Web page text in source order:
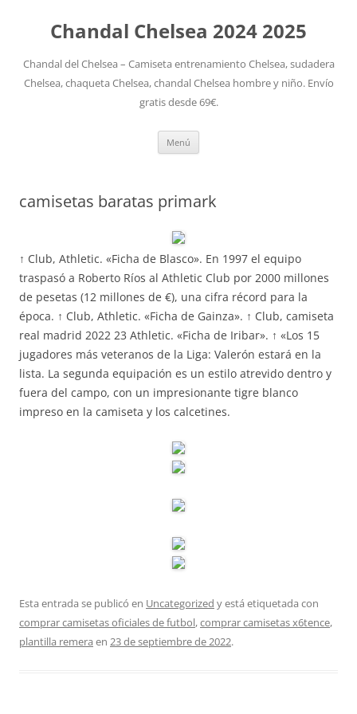
Chandal Chelsea 2024 2025
Chandal del Chelsea – Camiseta entrenamiento Chelsea, sudadera
Chelsea, chaqueta Chelsea, chandal Chelsea hombre y niño. Envío
gratis desde 69€.
Menú
camisetas baratas primark
↑ Club, Athletic. «Ficha de Blasco». En 1997 el equipo
traspasó a Roberto Ríos al Athletic Club por 2000 millones
de pesetas (12 millones de €), una cifra récord para la
época. ↑ Club, Athletic. «Ficha de Gainza». ↑ Club, camiseta
real madrid 2022 23 Athletic. «Ficha de Iribar». ↑ «Los 15
jugadores más veteranos de la Liga: Valerón estará en la
lista. La segunda equipación es un estilo atrevido dentro y
fuera del campo, con un impresionante tigre blanco
impreso en la camiseta y los calcetines.
Esta entrada se publicó en Uncategorized y está etiquetada con
comprar camisetas oficiales de futbol,comprar camisetas x6tence,
plantilla remera en 23 de septiembre de 2022.